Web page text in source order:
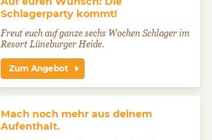
Schlagerparty kommt!
Freut euch auf ganze sechs Wochen Schlager im
Resort Lüneburger Heide.
Zum Angebot
Mach noch mehr aus deinem
Aufenthalt.